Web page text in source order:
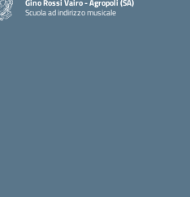
Gino Rossi Vairo - Agropoli (SA)
Scuola ad indirizzo musicale